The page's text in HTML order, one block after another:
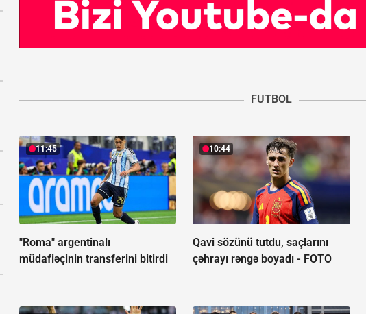
FUTBOL
11:45
"Roma" argentinalı
müdafiəçinin transferini bitirdi
10:44
Qavi sözünü tutdu, saçlarını
çəhrayı rəngə boyadı - FOTO